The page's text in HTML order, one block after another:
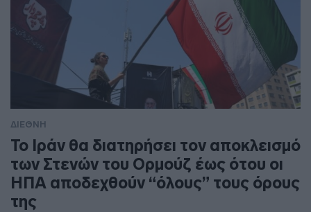
ΔΙΕΘΝΗ
To Ιράν θα διατηρήσει τον αποκλεισμό
των Στενών του Ορμούζ έως ότου οι
ΗΠΑ αποδεχθούν “όλους” τους όρους
της